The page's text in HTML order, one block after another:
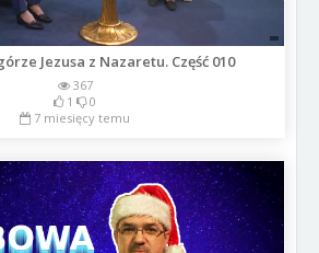
Jezusa z Nazaretu. Część 010
367
1
0
7 miesięcy temu